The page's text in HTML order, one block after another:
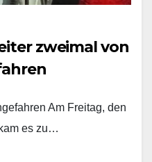
zweimal von
Am Freitag, den
es zu…